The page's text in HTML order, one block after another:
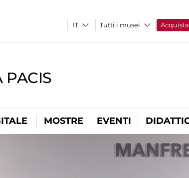
Tutti i musei Acquista
PACIS
MOSTRE EVENTI